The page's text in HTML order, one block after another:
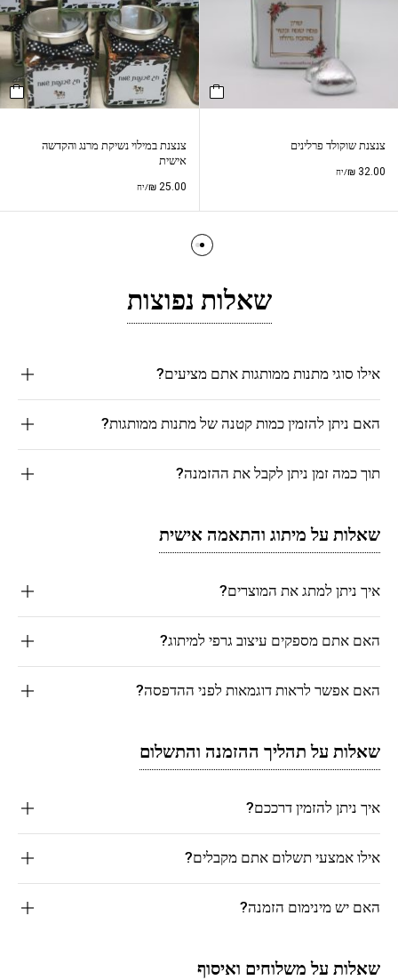
צנצנת שוקולד פרלינים
₪ 32.00 /יח
צנצנת במילוי נשיקת מרנג והקדשה
אישית
₪25.00 /יח
שאלות נפוצות
אילו סוגי מתנות ממותגות אתם מציעים?
האם ניתן להזמין כמות קטנה של מתנות ממותגות?
תוך כמה זמן ניתן לקבל את ההזמנה?
שאלות על מיתוג והתאמה אישית
איך ניתן למתג את המוצרים?
האם אתם מספקים עיצוב גרפי למיתוג?
האם אפשר לראות דוגמאות לפני ההדפסה?
שאלות על תהליך ההזמנה והתשלום
איך ניתן להזמין דרככם?
אילו אמצעי תשלום אתם מקבלים?
האם יש מינימום הזמנה?
שאלות על משלוחים ואיסוף